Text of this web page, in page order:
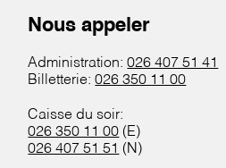
Nous appeler
Administration:026 407 51 41
Billetterie:026 350 11 00
Caisse du soir:
026 350 11 00 (E)
026 407 51 51 (N)